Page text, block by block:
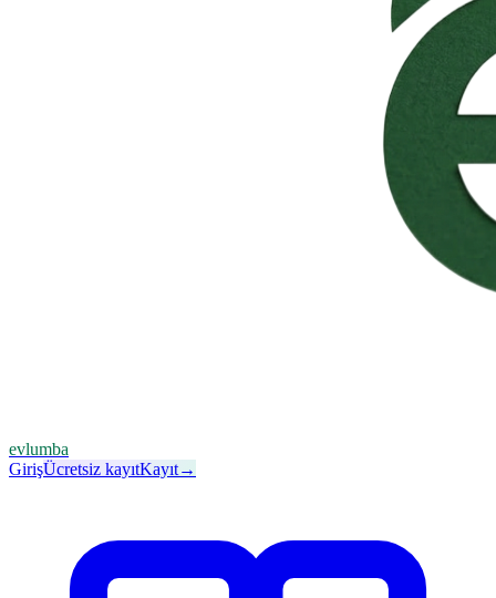
evlumba
GirişÜcretsiz kayıtKayıt→